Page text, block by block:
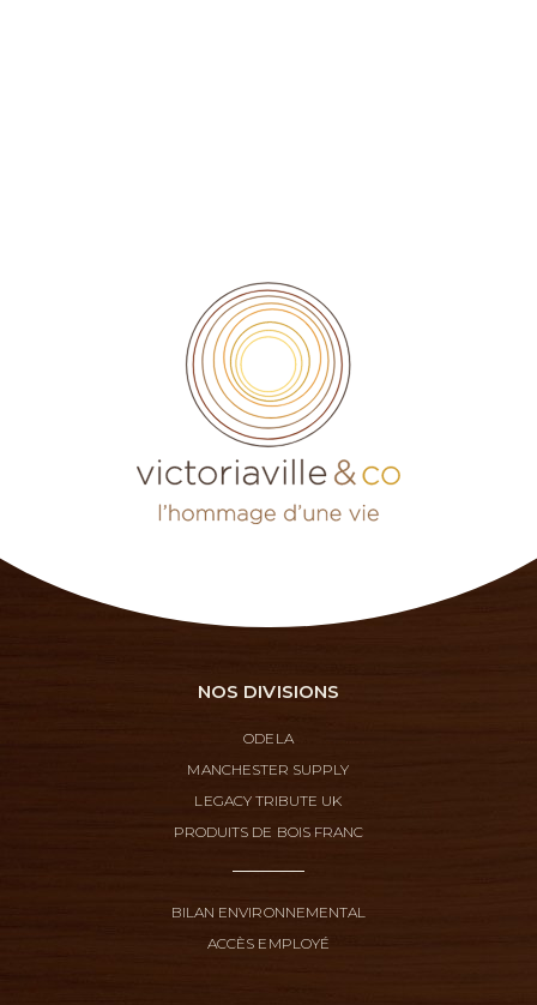
NOS DIVISIONS
ODELA
MANCHESTER SUPPLY
LEGACY TRIBUTE UK
PRODUITS DE BOIS FRANC
BILAN ENVIRONNEMENTAL
ACCÈS EMPLOYÉ